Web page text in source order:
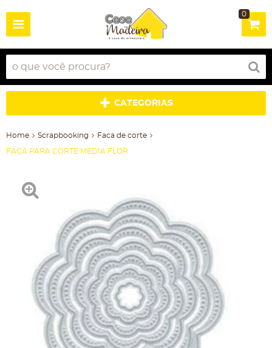
0
CATEGORIAS
Home Scrapbooking Faca de corte
FACA PARA CORTE MEDIA FLOR